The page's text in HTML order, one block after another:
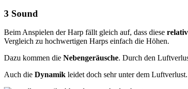
3 Sound
Beim Anspielen der Harp fällt gleich auf, dass diese
Vergleich zu hochwertigen Harps einfach die Höhen.
Dazu kommen die Nebengeräusche. Durch den
Auch die Dynamik leidet doch sehr unter dem